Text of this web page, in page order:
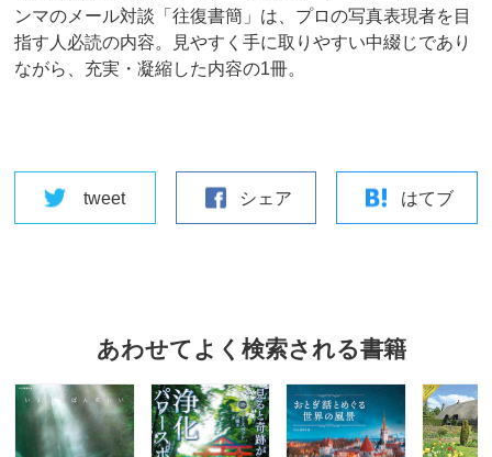
ンマのメール対談「往復書簡」は、プロの写真表現者を目
指す人必読の内容。見やすく手に取りやすい中綴じであり
ながら、充実・凝縮した内容の1冊。
tweet シェア はてブ
あわせてよく検索される書籍